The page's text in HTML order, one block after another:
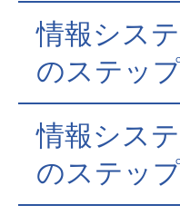
情報シス
のステップ
情報シス
のステップ